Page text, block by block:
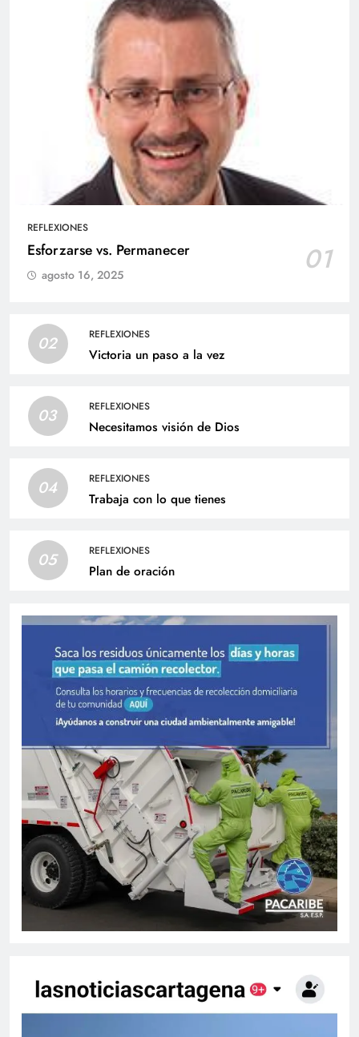
REFLEXIONES
Esforzarse vs. Permanecer 01
agosto 16, 2025
02 REFLEXIONES
Victoria un paso a la vez
03 REFLEXIONES
Necesitamos visión de Dios
04 REFLEXIONES
Trabaja con lo que tienes
05 REFLEXIONES
Plan de oración